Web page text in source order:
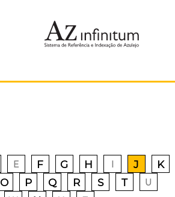
E F G H I J
K
O P Q R S T U